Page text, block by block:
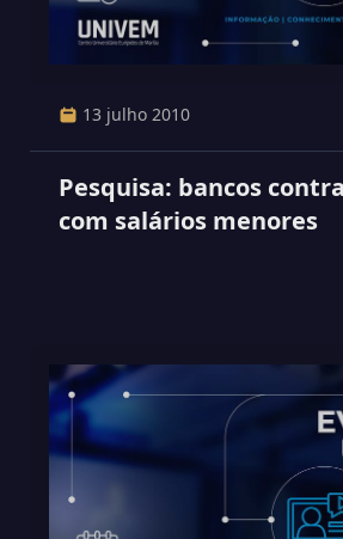
13 julho 2010
Pesquisa: bancos
com salários menores